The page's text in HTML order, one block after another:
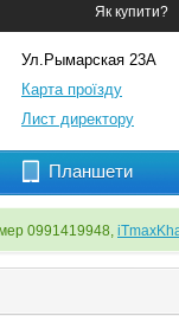
Як купити?
Ул.Рымарская 23А
Карта проїзду
Лист директору
Планшети
0991419948,